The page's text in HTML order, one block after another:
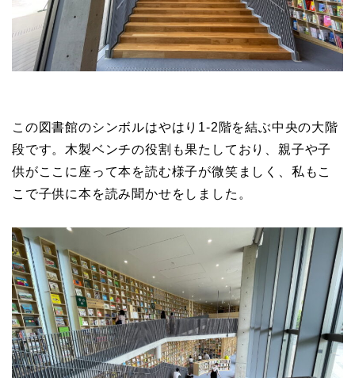
この図書館のシンボルはやはり1-2階を結ぶ中央の大階
段です。木製ベンチの役割も果たしており、親子や子
供がここに座って本を読む様子が微笑ましく、私もこ
こで子供に本を読み聞かせをしました。